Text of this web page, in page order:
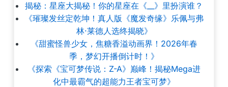
揭秘：星座大揭秘！你的星座在《__》里扮演谁？
《璀璨发丝定乾坤！真人版《魔发奇缘》乐佩与弗
林·莱德人选终揭晓》
《甜蜜怪兽少女，焦糖香溢动画界！2026年春
季，梦幻开播倒计时！》
《探索《宝可梦传说：Z-A》巅峰！揭秘Mega进
化中最霸气的超能力王者宝可梦》